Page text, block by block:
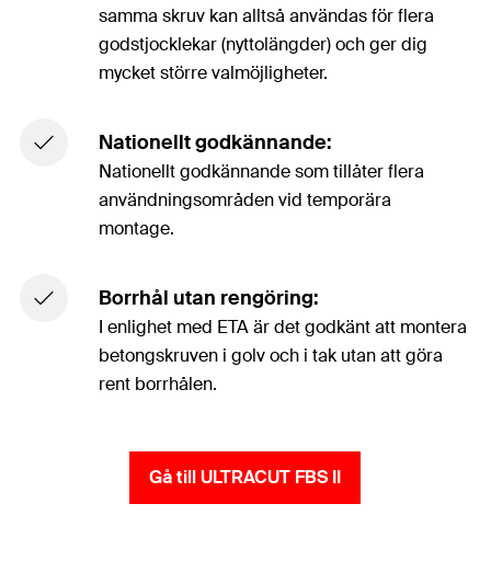
samma skruv kan alltså användas för flera
godstjocklekar (nyttolängder) och ger dig
mycket större valmöjligheter.
Nationellt godkännande:
Nationellt godkännande som tillåter flera
användningsområden vid temporära
montage.
Borrhål utan rengöring:
I enlighet med ETA är det godkänt att montera
betongskruven i golv och i tak utan att göra
rent borrhålen.
Gå till ULTRACUT FBS II